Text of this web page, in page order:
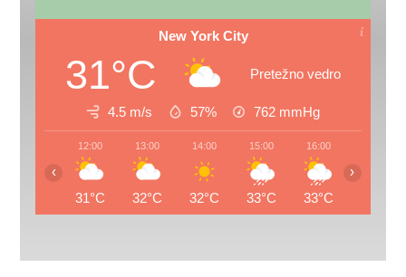
New York City
31°C Pretežno vedro
4.5 m/s 57% 762 mmHg
12:00
31°C
13:00
32°C
14:00
32°C
15:00
33°C
16:00
33°C
‹ ›